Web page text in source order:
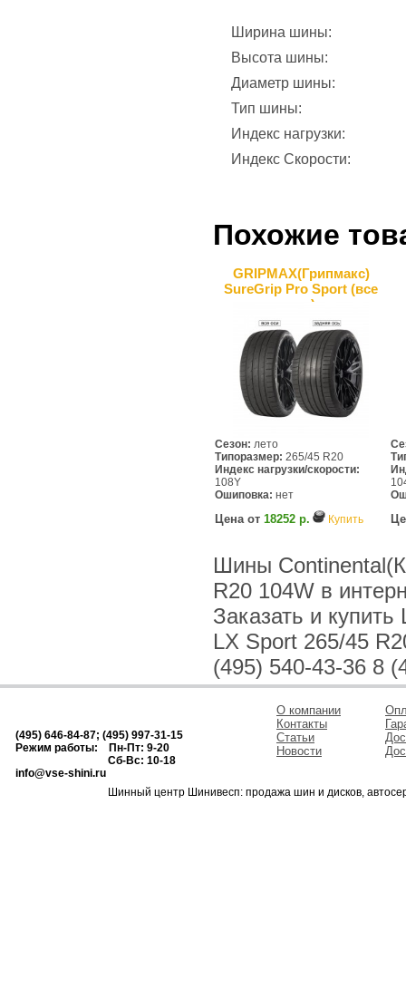
Ширина шины:
Высота шины:
Диаметр шины:
Тип шины:
Индекс нагрузки:
Индекс Скорости:
Похожие
GRIPMAX(Грипмакс)
SureGrip Pro Sport (все
оси)
Сезон: лето
Типоразмер: 265/45 R20
Индекс нагрузки/скорости:
108Y
Ошиповка: нет
Цена от 18252 р. Купить
Шины
R20 104W в
Заказать и
LX Sport 265/45
(495) 540-43-36 8
(495) 646-84-87; (495) 997-31-15
Режим работы: Пн-Пт: 9-20
Сб-Вс: 10-18
info@vse-shini.ru
О компании
Контакты
Статьи
Новости
Шинный центр Шинивесп: продажа шин и дисков,